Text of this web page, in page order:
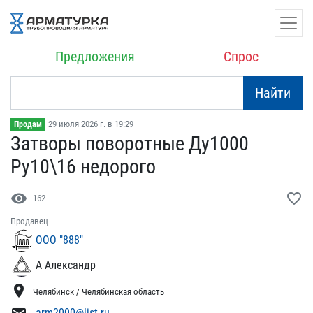
Предложения Спрос
Найти
Продам 29 июля 2026 г. в 19:29
Затворы поворотные Ду100​0
Ру10\16 недорого
visibility 162 favorite_border
Продавец
ООО "888"
А Александр
location_on Челябинск / Челябинская область